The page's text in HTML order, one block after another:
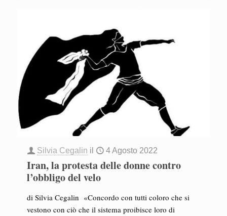
Silvia Cegalin il 4 Agosto 2022
Iran, la protesta delle donne contro
l’obbligo del velo
di Silvia Cegalin «Concordo con tutti coloro che si
vestono con ciò che il sistema proibisce loro di